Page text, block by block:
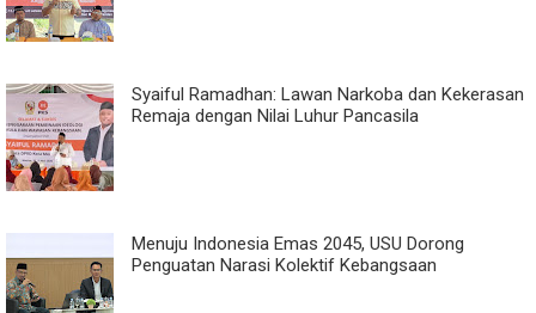
Syaiful Ramadhan: Lawan Narkoba dan Kekerasan
Remaja dengan Nilai Luhur Pancasila
Menuju Indonesia Emas 2045, USU Dorong
Penguatan Narasi Kolektif Kebangsaan